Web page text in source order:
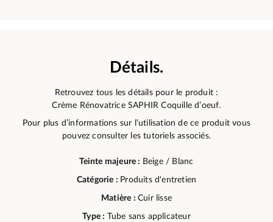
Détails.
Retrouvez tous les détails pour le produit :
Crème Rénovatrice SAPHIR Coquille d’oeuf.
Pour plus d’informations sur l’utilisation de ce produit vous
pouvez consulter les tutoriels associés.
Teinte majeure : Beige / Blanc
Catégorie : Produits d'entretien
Matière : Cuir lisse
Type : Tube sans applicateur